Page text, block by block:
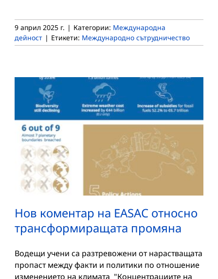
9 април 2025 г. | Категории: Международна
дейност | Етикети: Международно сътрудничество
Нов коментар на EASAC относно
трансформиращата промяна
Водещи учени са разтревожени от нарастващата
пропаст между факти и политики по отношение
изменението на климата "Концентрациите на